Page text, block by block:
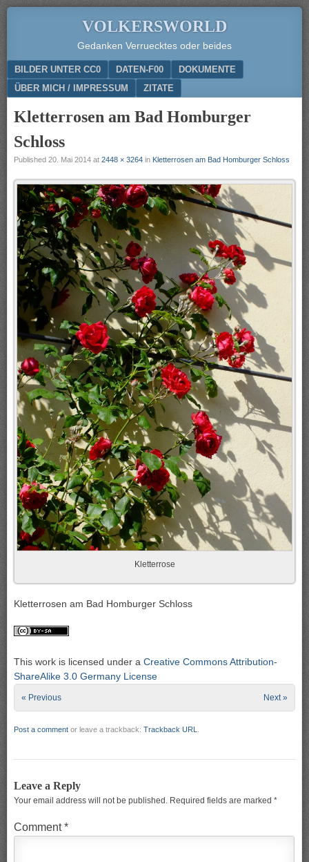
VOLKERSWORLD
Gedanken Verruecktes oder beides
Menu
SKIP TO CONTENT
BILDER UNTER CC0 DATEN-F00
DOKUMENTE
ÜBER MICH / IMPRESSUM
ZITATE
Kletterrosen am Bad Homburger
Schloss
Published 20. Mai 2014 at 2448 × 3264 in Kletterrosen am Bad Homburger Schloss
Kletterrose
Kletterrosen am Bad Homburger Schloss
This work is licensed under a Creative Commons Attribution-
ShareAlike 3.0 Germany License
« Previous Next »
Post a comment or leave a trackback: Trackback URL
Leave a Reply
Your email address will not be published. Required fields are marked *
Comment*